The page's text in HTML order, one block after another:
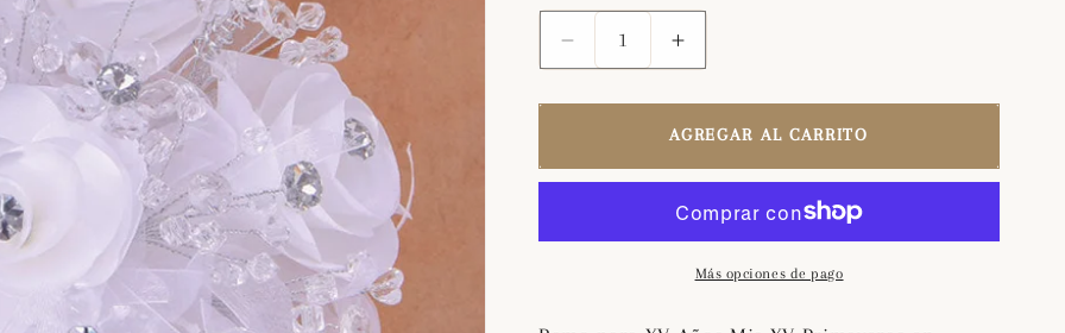
Reducir
cantidad
para
XV
Mis
Aumentar
cantidad
para
Ramo
XV
Años
Mis
XV
en
AGREGAR AL CARRITO
Más opciones de pago